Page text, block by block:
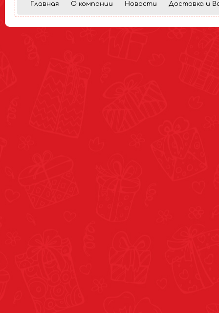
Главная О компании Новости Доставка и